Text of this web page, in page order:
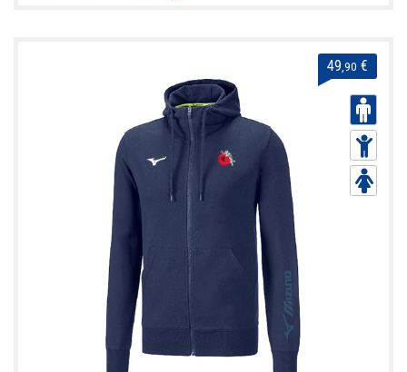
49 ,90 €